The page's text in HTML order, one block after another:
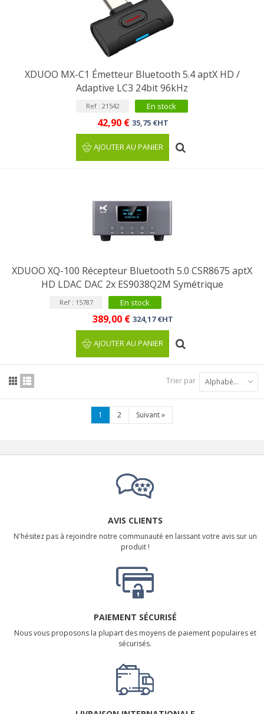
XDUOO MX-C1 Émetteur Bluetooth 5.4 aptX HD /
Adaptive LC3 24bit 96kHz
Ref : 21542 En stock
42,90 € 35,75 €HT
AJOUTER AU PANIER
XDUOO XQ-100 Récepteur Bluetooth 5.0 CSR8675 aptX
HD LDAC DAC 2x ES9038Q2M Symétrique
Ref : 15787 En stock
389,00 € 324,17 €HT
AJOUTER AU PANIER
Trier par Alphabétique : A à Z
1 2 Suivant»
AVIS CLIENTS
N'hésitez pas à rejoindre notre communauté en laissant votre avis sur un
produit !
PAIEMENT SÉCURISÉ
Nous vous proposons la plupart des moyens de paiement populaires et
sécurisés.